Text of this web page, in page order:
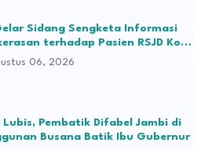
Sidang Sengketa Informasi
terhadap Pasien RSJD Kol.
Jambi06, 2026
Lubis, Pembatik Difabel Jambi di
Busana Batik Ibu Gubernur